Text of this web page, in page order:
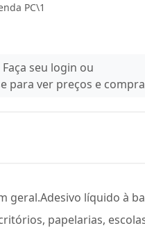
PC\1
Faça seu login ou
para ver preços e
geral.Adesivo líquido à
papelarias,